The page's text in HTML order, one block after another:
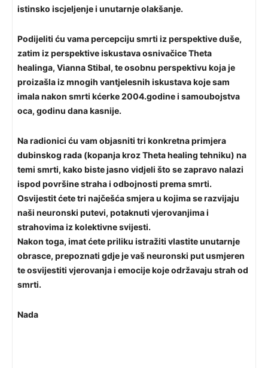
istinsko iscjeljenje i unutarnje olakšanje.
Podijeliti ću vama percepciju smrti iz perspektive duše,
zatim iz perspektive iskustava osnivačice Theta
healinga, Vianna Stibal, te osobnu perspektivu koja je
proizašla iz mnogih vantjelesnih iskustavakoje sam
imala nakon smrti kćerke 2004.godine i samoubojstva
oca, godinu dana kasnije.
Na radionici ću vam objasniti tri konkretna primjera
dubinskog rada (kopanja kroz Theta healing tehniku) na
temi smrti, kako biste jasno vidjeli što se zapravo nalazi
ispod površine straha i odbojnosti prema smrti.
Osvijestit ćetetri najčešća smjerau kojima se razvijaju
naši neuronski putevi, potaknuti vjerovanjima i
strahovima iz kolektivne svijesti.
Nakon toga, imat ćete priliku istražiti vlastite unutarnje
obrasce, prepoznati gdje je vaš neuronski put usmjeren
te osvijestiti vjerovanja i emocije koje održavaju strah od
smrti.
Nada